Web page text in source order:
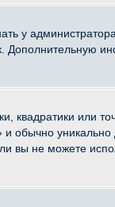
у
Дополнительную
квадратики или
обычно уникально
вы не можете